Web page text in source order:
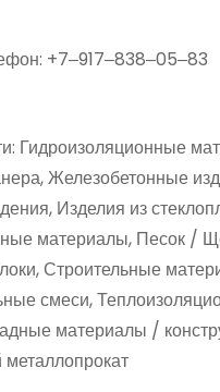
+7‒917‒838‒05‒83
Гидроизоляционные
Железобетонные
Изделия из
материалы, Песок /
Строительные
смеси,
материалы /